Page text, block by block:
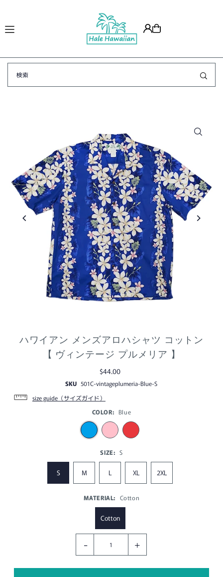
Translation missing: ja.accessibility.skip_to_text
ハワイアン メンズアロハシャツ コットン
【 ヴィンテージ プルメリア 】
$44.00
SKU 501C-vintageplumeria-Blue-S
size guide（サイズガイド）
COLOR: Blue
SIZE: S
S M L XL 2XL
MATERIAL: Cotton
Cotton
- +